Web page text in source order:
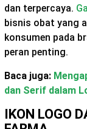
dan terpercaya.
bisnis obat yang
konsumen pada
peran penting.
Baca juga:
dan Serif dalam
IKON LOGO